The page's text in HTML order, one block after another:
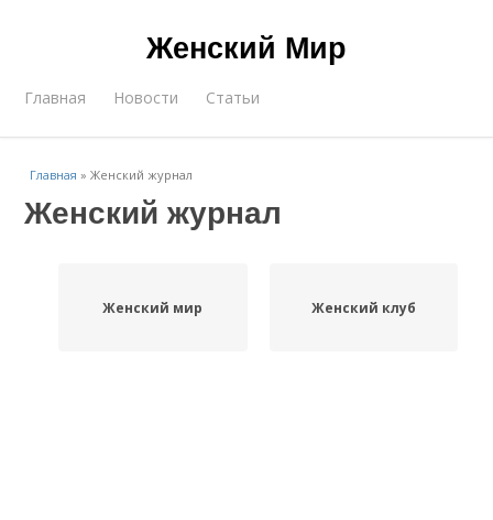
Женский Мир
Главная Новости Статьи
Главная »Женский журнал
Женский журнал
Женский мир Женский клуб